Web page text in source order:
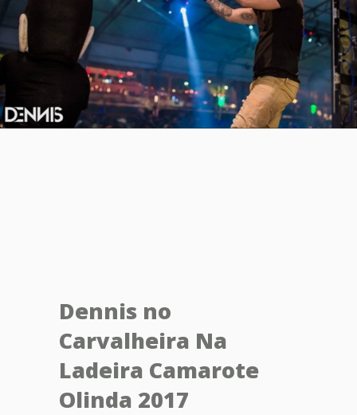
Dennis no
Carvalheira Na
Ladeira Camarote
Olinda 2017